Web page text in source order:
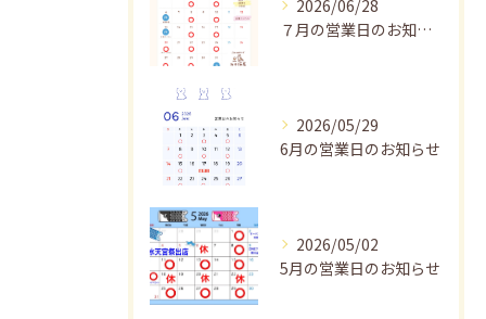
2026/06/28
７月の営業日のお知らせ
2026/05/29
6月の営業日のお知らせ
2026/05/02
5月の営業日のお知らせ